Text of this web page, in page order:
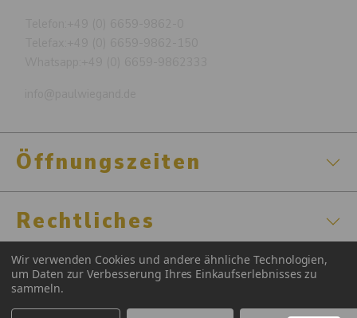
Öffnungszeiten
Rechtliches
Zertifizierungen
Wir verwenden Cookies und andere ähnliche Technologien,
um Daten zur Verbesserung Ihres Einkaufserlebnisses zu
sammeln.